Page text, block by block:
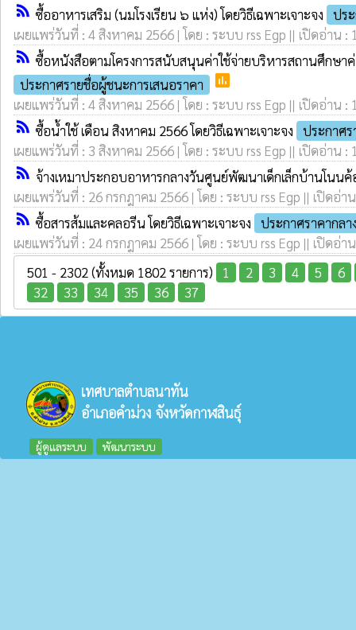
rss_feed ซื้ออาหารเสริม (นมโรงเรียน ๖ แห่ง) โดยวิธีเฉพาะเจาะจง
ปร
เผยแพร่วันที่ : 4 สิงหาคม 2566 | โดย : ระบบ rss Egp || เปิดอ่าน :
rss_feed ซื้อหนังสือตามโครงการสนับสนุนค่าใช้จ่ายบริหารสถานศึกษ
ประกาศรายชื่อผู้ชนะการเสนอราคา
poll
เผยแพร่วันที่ : 4 สิงหาคม 2566 | โดย : ระบบ rss Egp || เปิดอ่าน :
rss_feed ซื้อน้ำใช้ เดือน สิงหาคม 2566 โดยวิธีเฉพาะเจาะจง
ประกาศ
เผยแพร่วันที่ : 3 สิงหาคม 2566 | โดย : ระบบ rss Egp || เปิดอ่าน :
rss_feed จ้างเหมาประกอบอาหารกลางวันศูนย์พัฒนาเด็กเล็กบ้านโนน
เผยแพร่วันที่ : 26 กรกฎาคม 2566 | โดย : ระบบ rss Egp || เปิดอ่า
rss_feed ซื้อสารส้มและคลอรีน โดยวิธีเฉพาะเจาะจง
ประกาศราคากลา
เผยแพร่วันที่ : 24 กรกฎาคม 2566 | โดย : ระบบ rss Egp || เปิดอ่า
501 - 2302 (ทั้งหมด 1802 รายการ)
1 2 3 4 5
6
32
33 34 35 36 37
เทศบาลตำบลนาทัน
อำเภอคำม่วง จังหวัดกาฬสินธุ์
ผู้ดูแลระบบ พัฒนาระบบ